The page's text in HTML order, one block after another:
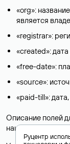
«org»:
является
«registrar»:
«created»:
«free-date»:
«source»:
«paid-till»:
Описание полей
национальных
Руцентр